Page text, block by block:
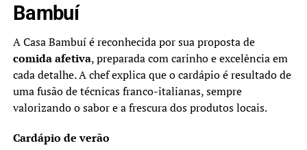
Bambuí
A Casa Bambuí é reconhecida por sua proposta de
comida afetiva, preparada com carinho e excelência em
cada detalhe. A chef explica que o cardápio é resultado de
uma fusão de técnicas franco-italianas, sempre
valorizando o sabor e a frescura dos produtos locais.
Cardápio de verão